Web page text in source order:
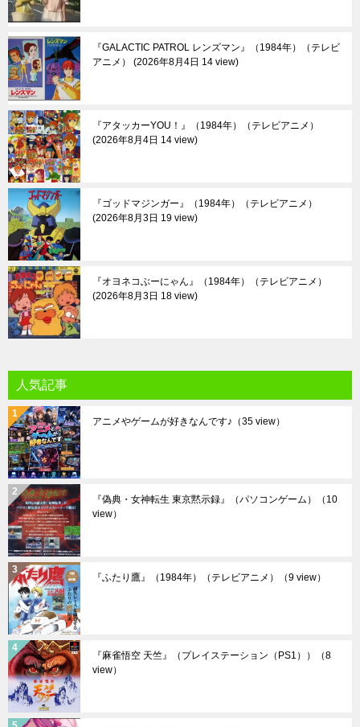
『GALACTIC PATROL レンズマン』（1984年）（テレビ
アニメ）
2026年8月4日 14 view
『アタッカーYOU！』（1984年）（テレビアニメ）
2026年8月4日 14 view
『ゴッドマジンガー』（1984年）（テレビアニメ）
2026年8月3日 19 view
『オヨネコぶーにゃん』（1984年）（テレビアニメ）
2026年8月3日 18 view
人気記事
アニメやゲームが好きなんです♪ （35 view）
『偽典・女神転生 東京黙示録』（パソコンゲーム）
（10
view）
『ふたり鷹』（1984年）（テレビアニメ） （9 view）
『麻雀悟空 天竺』（プレイステーション（PS1））
（8
view）